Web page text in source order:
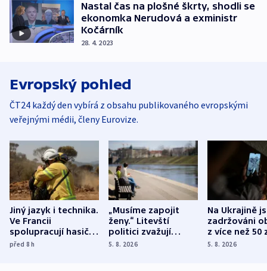
Nastal čas na plošné škrty, shodli se
ekonomka Nerudová a exministr
Kočárník
28. 4. 2023
Evropský pohled
ČT24 každý den vybírá z obsahu publikovaného evropskými
veřejnými médii, členy Eurovize.
Jiný jazyk i technika.
Ve Francii
spolupracují hasiči z
různých zemí
před 8h
„Musíme zapojit
ženy.“ Litevští
politici zvažují
dohodu o
5. 8. 2026
Na Ukrajině
zadržováni
z více než 50
Bojovali na
5. 8. 2026